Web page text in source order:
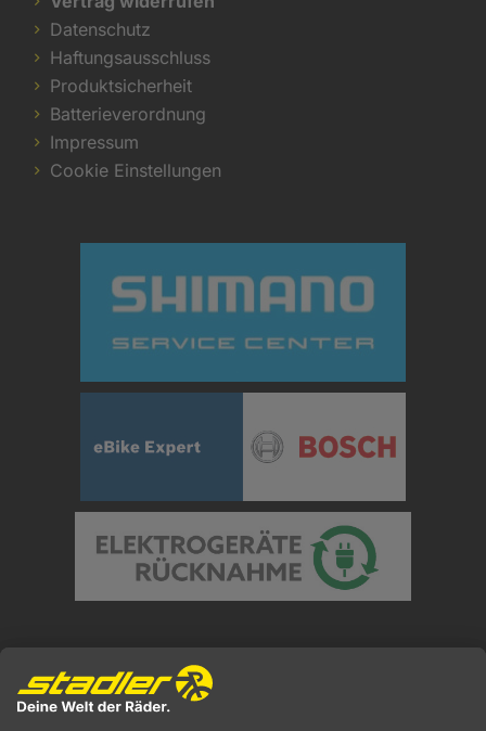
Datenschutz
Haftungsausschluss
Produktsicherheit
Batterieverordnung
Impressum
Cookie Einstellungen